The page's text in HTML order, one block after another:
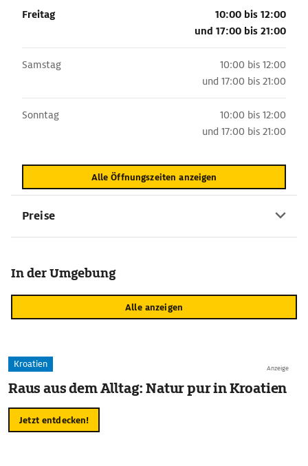
Freitag
10:00 bis 12:00
und 17:00 bis 21:00
Samstag
10:00 bis 12:00
und 17:00 bis 21:00
Sonntag
10:00 bis 12:00
und 17:00 bis 21:00
Alle Öffnungszeiten anzeigen
Preise
In der Umgebung
Alle anzeigen
Anzeige
Kroatien
Raus aus dem Alltag: Natur pur in Kroatien
Jetzt entdecken!